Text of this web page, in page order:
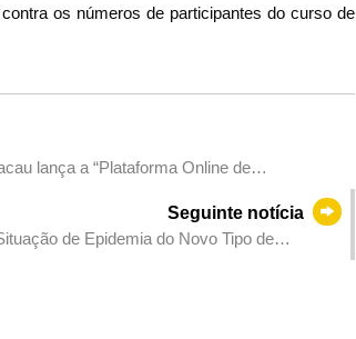
os números de participantes do curso de
lança a “Plataforma Online de
Seguinte notícia
de Epidemia do Novo Tipo de